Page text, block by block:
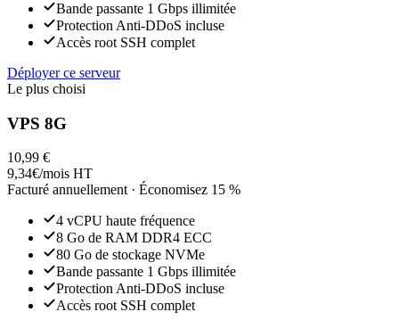
Bande passante 1 Gbps illimitée
Protection Anti-DDoS incluse
Accès root SSH complet
Déployer ce serveur
Le plus choisi
VPS 8G
10,99 €
9,34€/mois HT
Facturé annuellement · Économisez 15 %
4 vCPU haute fréquence
8 Go de RAM DDR4 ECC
80 Go de stockage NVMe
Bande passante 1 Gbps illimitée
Protection Anti-DDoS incluse
Accès root SSH complet